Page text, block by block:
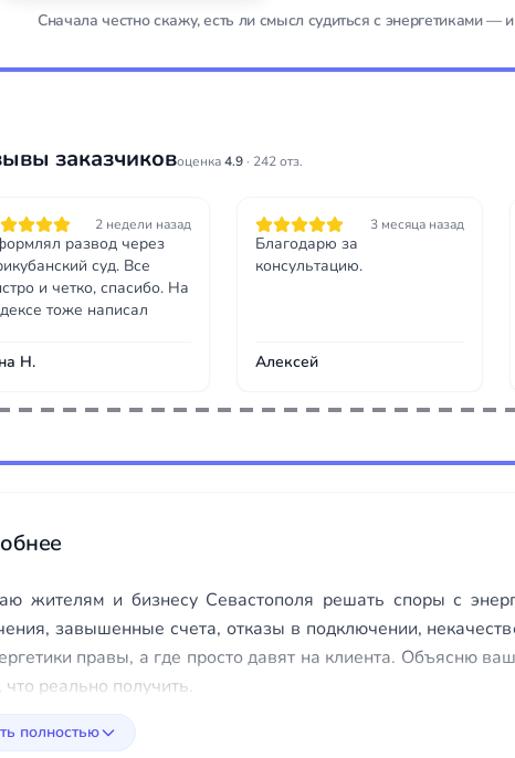
Сначала честно скажу, есть ли смысл судиться с энергетиками
заказчиковоценка4.9 · 242 отз.
2 недели назад
развод через
суд. Все
и четко, спасибо. На
тоже написал
Н.
3 месяца назад
Благодарю за
консультацию.
Алексей
жителям и бизнесу Севастополя решать споры с
завышенные счета, отказы в подключении,
правы, а где просто давят на клиента. Объясню
реально получить.
полностью